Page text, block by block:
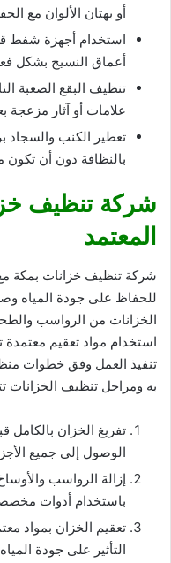
أو بهتان الألوان مع
استخدام أجهزة شفط
أعماق النسيج بشكل
تنظيف البقع الصعبة
علامات أو آثار مزعجة
تعطير الكنب
بالنظافة دون أن
شركة تنظيف
المعتمد
شركة تنظيف خزانات بمكة
للحفاظ على جودة المياه
الخزانات من الرواسب
استخدام مواد تعقيم معتمدة
تنفيذ العمل وفق خطوات
به ومراحل تنظيف الخزانات
تفريغ الخزان بالكامل
الوصول إلى جميع
إزالة الرواسب
باستخدام أدوات
تعقيم الخزان بمواد
التأثير على جودة